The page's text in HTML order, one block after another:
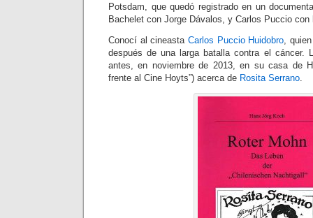
Potsdam, que quedó registrado en un
Bachelet con Jorge Dávalos, y Carlos Puccio con
Conocí al cineasta Carlos Puccio Huidobro,
después de una larga batalla contra el cáncer.
antes, en noviembre de 2013, en su casa de
frente al Cine Hoyts”) acerca de Rosita Serrano.